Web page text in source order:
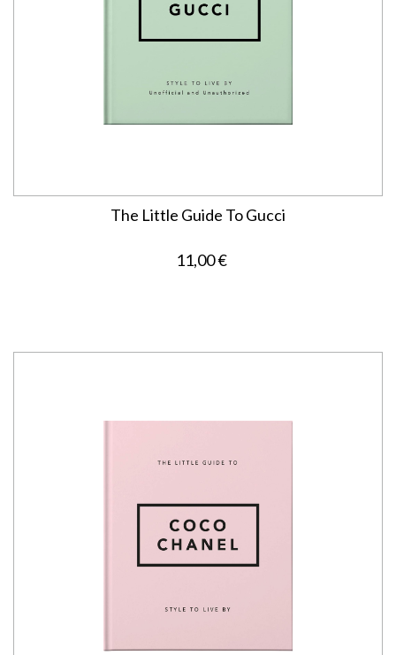
The Little Guide To Gucci
11,00 €